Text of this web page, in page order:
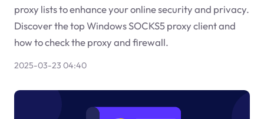
proxy lists to enhance your online security and privacy.
Discover the top Windows SOCKS5 proxy client and
how to check the proxy and firewall.
2025-03-23 04:40